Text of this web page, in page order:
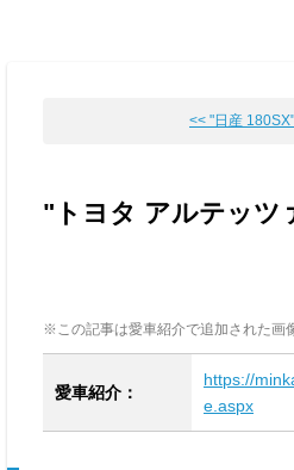
<< "日産
"トヨタ アルテッツ
※この記事は愛車紹介で追加された画
愛車紹介：
https://
e.aspx